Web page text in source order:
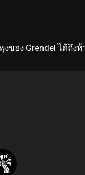
งของ Grendel ได้